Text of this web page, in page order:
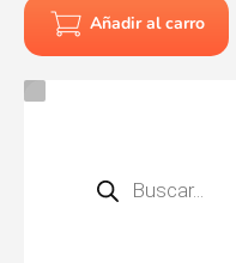
Añadir al carro